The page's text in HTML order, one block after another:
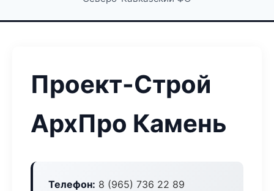
Проект-Строй
АрхПро Камень
Телефон: 8 (965) 736 22 89